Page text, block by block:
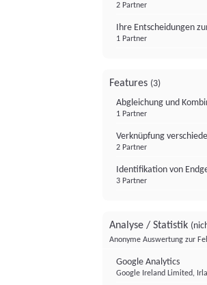
2 Partner
Ihre Entscheidungen
1 Partner
Features (3)
Abgleichung und
1 Partner
Verknüpfung
2 Partner
Identifikation von
3 Partner
Analyse / Statistik
Anonyme Auswertung zur
Google Analytics
Google Ireland Limited,